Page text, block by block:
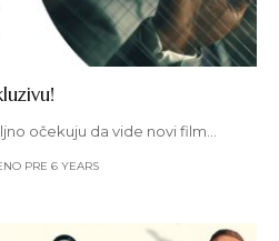
očekuju da vide novi film…
PRE 6 YEARS